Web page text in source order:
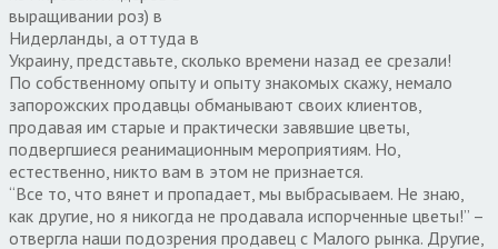
выращивании роз) в
Нидерланды, а оттуда в
Украину, представьте, сколько времени назад ее срезали!
По собственному опыту и опыту знакомых скажу, немало
запорожских продавцы обманывают своих клиентов,
продавая им старые и практически завявшие цветы,
подвергшиеся реанимационным мероприятиям. Но,
естественно, никто вам в этом не признается.
“Все то, что вянет и пропадает, мы выбрасываем. Не знаю,
как другие, но я никогда не продавала испорченные цветы!” –
отвергла наши подозрения продавец с Малого рынка. Другие,